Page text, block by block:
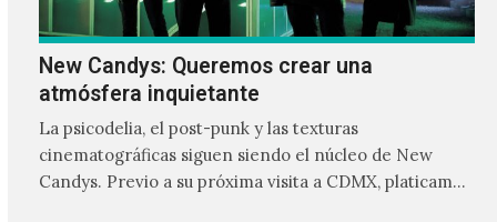
New Candys: Queremos crear una
atmósfera inquietante
La psicodelia, el post-punk y las texturas
cinematográficas siguen siendo el núcleo de New
Candys. Previo a su próxima visita a CDMX, platicamos